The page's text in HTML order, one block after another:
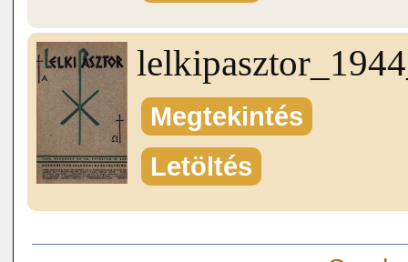
Megtekintés
Letöltés